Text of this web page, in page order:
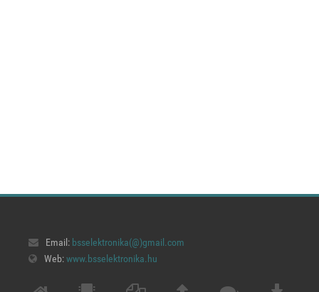
Email: bsselektronika(@)gmail.com
Web:www.bsselektronika.hu